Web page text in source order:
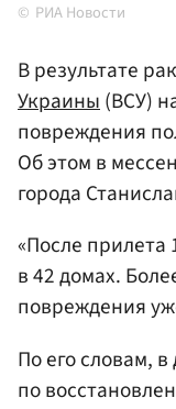
РИА Новости
В результате
Украины(ВСУ)
повреждения
Об этом в
города
«После
в 42 домах.
повреждения
По его словам,
по